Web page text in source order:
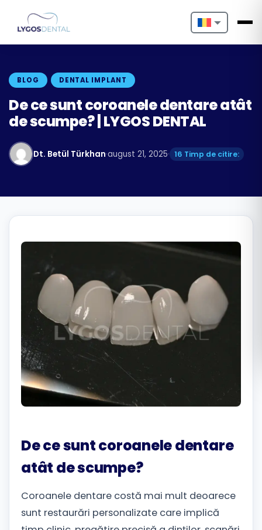
Nederlands
Français
Deutsch
Português
Български
Română
Русский
BLOG DENTAL IMPLANT
De ce sunt coroanele dentare atât
de scumpe? | LYGOS DENTAL
Dt. Betül Türkhan·august 21, 2025· 16 Timp de citire:
De ce sunt coroanele dentare
atât de scumpe?
Coroanele dentare costă mai mult deoarece
sunt restaurări personalizate care implică